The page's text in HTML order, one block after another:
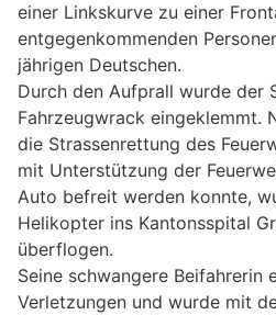
einer Linkskurve zu einer
entgegenkommenden
jährigen Deutschen.
Durch den Aufprall wurde der
Fahrzeugwrack eingeklemmt.
die Strassenrettung des
mit Unterstützung der
Auto befreit werden konnte,
Helikopter ins Kantonsspital
überflogen.
Seine schwangere Beifahrerin
Verletzungen und wurde mit